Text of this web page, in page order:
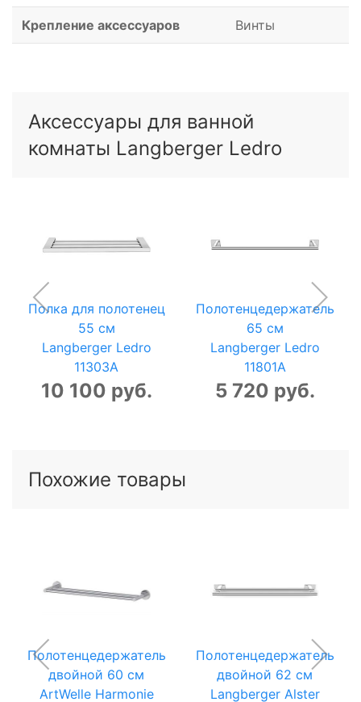
Крепление аксессуаров Винты
Аксессуары для ванной
комнаты Langberger Ledro
Полка для полотенец
55 см
Langberger Ledro
11303A
10 100 руб.
Полотенцедержатель
65 см
Langberger Ledro
11801A
5 720 руб.
Похожие товары
Полотенцедержатель
двойной 60 см
ArtWelle Harmonie
Полотенцедержатель
двойной 62 см
Langberger Alster